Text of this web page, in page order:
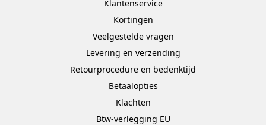
Klantenservice
Kortingen
Veelgestelde vragen
Levering en verzending
Retourprocedure en bedenktijd
Betaalopties
Klachten
Btw-verlegging EU